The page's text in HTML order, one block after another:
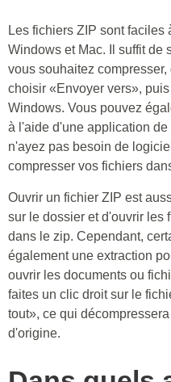
Les fichiers ZIP sont faciles
Windows et Mac. Il suffit de
vous souhaitez
choisir «Envoyer vers»,
Windows. Vous pouvez
à l'aide d'une application
n'ayez pas besoin de
compresser vos fichiers
Ouvrir un fichier ZIP est
sur le dossier et d'ouvrir les
dans le zip. Cependant,
également une extraction
ouvrir les documents ou
faites un clic droit sur le
tout», ce qui
d'origine.